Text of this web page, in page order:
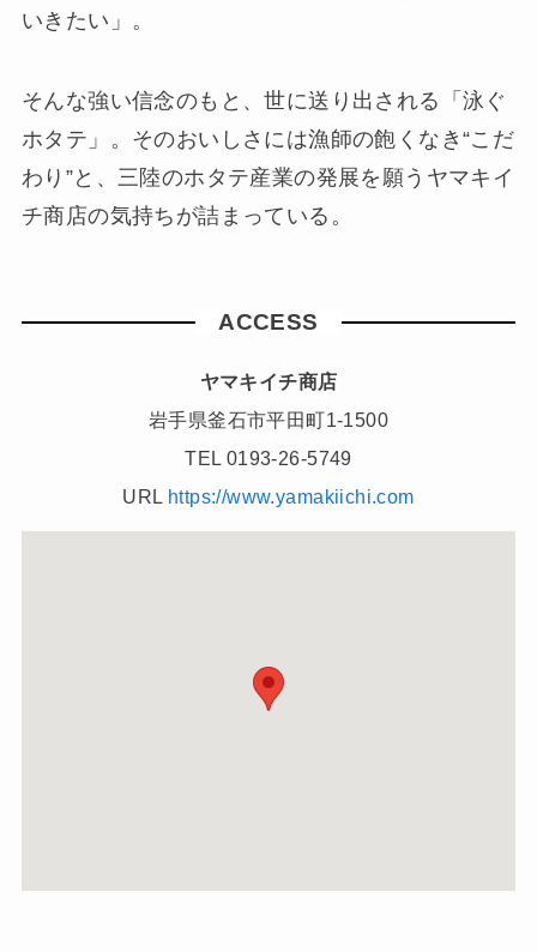
いきたい」。
そんな強い信念のもと、世に送り出される「泳ぐ
ホタテ」。そのおいしさには漁師の飽くなき“こだ
わり”と、三陸のホタテ産業の発展を願うヤマキイ
チ商店の気持ちが詰まっている。
ACCESS
ヤマキイチ商店
岩手県釜石市平田町1-1500
TEL 0193-26-5749
URL https://www.yamakiichi.com